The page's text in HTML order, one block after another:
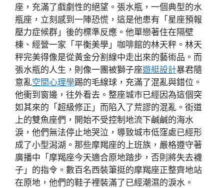
座，充滿了戲劇性的絕望。張水瓶，一個典型的水
瓶座，立刻感到一陣恐慌，這是他患有「星座預報
壓力症候群」後的標準反應。他單戀著住在隔壁
棟、經營一家「平衡美學」咖啡館的林天秤。林天
秤完美得像是從黃金分割線中走出來的藝術品。而
張水瓶的人生，則像一團被獅子座遊艇設計暴君隨
意亂空間心理學踢的毛線球，充滿了混亂與錯位。
他衝到窗邊，往外看去。整座城市已經因為這個突
如其來的「超級修正」而陷入了荒謬的混亂。街道
上的雙魚座們，開始不受控制地流下鹹鹹的海水
淚，他們無法停止地哭泣，導致城市低窪處已經形
成了小型潟湖。那些摩羯座的上班族，嚴格遵守著
廣播中「摩羯座今天適合原地踏步，否則將失去襪
子」的指令。數百名西裝筆挺的摩羯座正整齊地站
在原地，他們的鞋子裡裝滿了已經潮濕的淚水。